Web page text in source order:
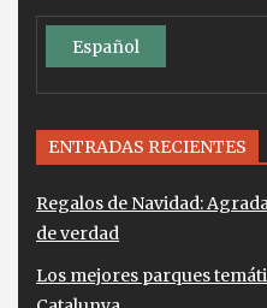
Español
ENTRADAS RECIENTES
Regalos de Navidad:
de verdad
Los mejores parques